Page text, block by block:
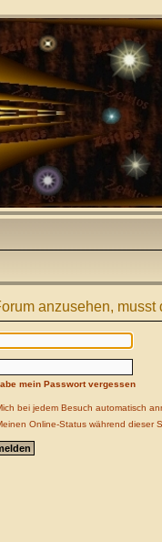
anzusehen,
mein Passwort vergessen
bei jedem Besuch automatisch
Online-Status während dieser